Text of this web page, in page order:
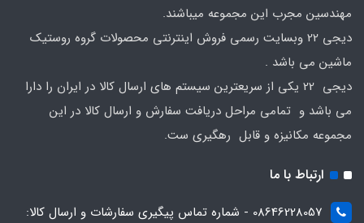
مهندسین مجرب این مجموعه میباشند.
دیجی 22 وبسایت رسمی فروش اینترنتی محصولات گروه روستیک
ماشین می باشد .
دیجی 22 یکی از سریعترین سیستم های ارسال کالا در ایران را دارا
می باشد و تمامی مراحل دریافت سفارش و ارسال کالا در این
مجموعه مکانیزه و قابل رهگیری ست.
ارتباط با ما
08646228057 - شماره تماس پیگیری سفارشات و ارسال کالا: